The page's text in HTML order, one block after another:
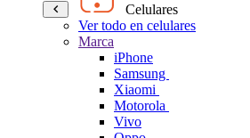
Celulares
Ver todo en celulares
Marca
iPhone
Samsung
Xiaomi
Motorola
Vivo